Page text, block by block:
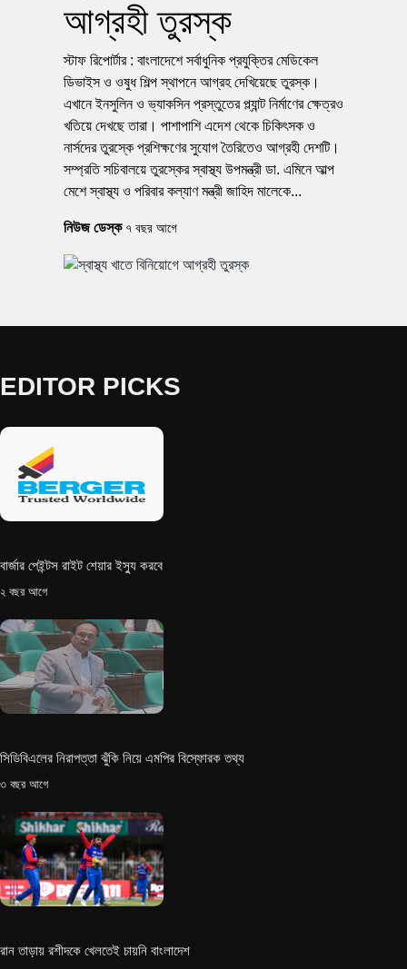
আগ্রহী তুরস্ক
স্টাফ রিপোর্টার : বাংলাদেশে সর্বাধুনিক প্রযুক্তির মেডিকেল
ডিভাইস ও ওষুধ শিল্প স্থাপনে আগ্রহ দেখিয়েছে তুরস্ক।
এখানে ইনসুলিন ও ভ্যাকসিন প্রস্তুতের প্ল্যান্ট নির্মাণের ক্ষেত্রও
খতিয়ে দেখছে তারা। পাশাপাশি এদেশ থেকে চিকিৎসক ও
নার্সদের তুরস্কে প্রশিক্ষণের সুযোগ তৈরিতেও আগ্রহী দেশটি।
সম্প্রতি সচিবালয়ে তুরস্কের স্বাস্থ্য উপমন্ত্রী ডা. এমিনে আল্প
মেশে স্বাস্থ্য ও পরিবার কল্যাণ মন্ত্রী জাহিদ মালেকে...
নিউজ ডেস্ক ৭ বছর আগে
EDITOR PICKS
বার্জার পেইন্টস রাইট শেয়ার ইস্যু করবে
২ বছর আগে
সিডিবিএলের নিরাপত্তা ঝুঁকি নিয়ে এমপির বিস্ফোরক তথ্য
৩ বছর আগে
রান তাড়ায় রশীদকে খেলতেই চায়নি বাংলাদেশ